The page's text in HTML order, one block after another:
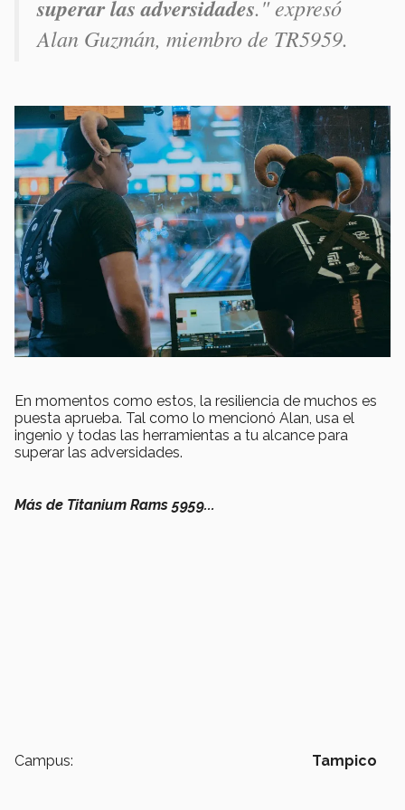
superar las adversidades." expresó
Alan Guzmán, miembro de TR5959.
En momentos como estos, la resiliencia de muchos es
puesta aprueba. Tal como lo mencionó Alan, usa el
ingenio y todas las herramientas a tu alcance para
superar las adversidades.
Más de Titanium Rams 5959...
Campus: Tampico